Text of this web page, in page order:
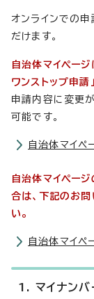
オンラインでの
だけます。
自治体マイページ
ワンストップ申請
申請内容に変更
可能です。
自治体マイペ
自治体マイペー
合は、下記のお
い。
自治体マイペ
1. マイナンバ